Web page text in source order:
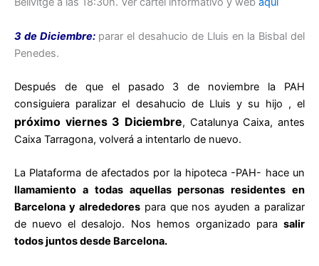
3 de Diciembre: parar el desahucio de Lluis en la Bisbal del
Penedes.
Después de que el pasado 3 de noviembre la PAH
consiguiera paralizar el desahucio de Lluis y su hijo , el
próximo viernes 3 Diciembre, Catalunya Caixa, antes
Caixa Tarragona, volverá a intentarlo de nuevo.
La Plataforma de afectados por la hipoteca -PAH- hace un
llamamiento a todas aquellas personas residentes en
Barcelona y alrededorespara que nos ayuden a paralizar
de nuevo el desalojo. Nos hemos organizado para salir
todos juntos desde Barcelona.